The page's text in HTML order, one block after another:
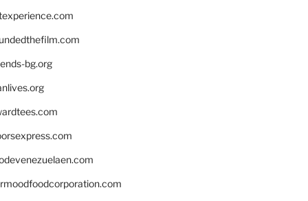
bg.org